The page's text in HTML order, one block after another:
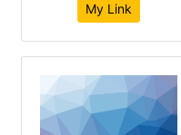
My Link